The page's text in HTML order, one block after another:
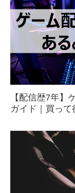
【配信歴7年】
ガイド｜買っ